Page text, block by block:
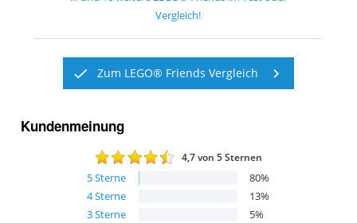
Vergleich!
Zum LEGO® Friends Vergleich
Kundenmeinung
4,7von 5 Sternen
5Sterne 80%
4Sterne 13%
3Sterne 5%